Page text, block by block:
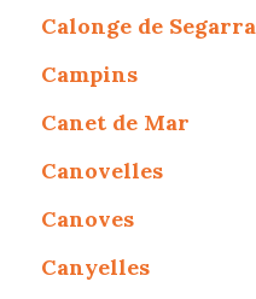
Calonge de Segarra
Campins
Canet de Mar
Canovelles
Canoves
Canyelles